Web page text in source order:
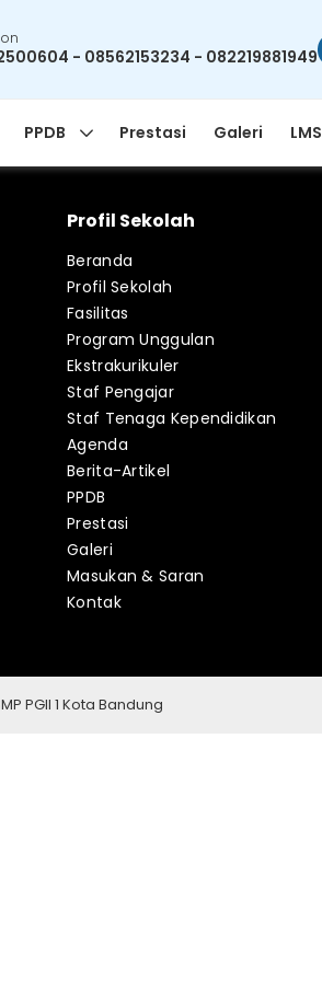
- 08562153234 - 082219881949
PPDB Prestasi Galeri LMS
Profil Sekolah
Beranda
Profil Sekolah
Fasilitas
Program Unggulan
Ekstrakurikuler
Staf Pengajar
Staf Tenaga Kependidikan
Agenda
Berita-Artikel
PPDB
Prestasi
Galeri
Masukan & Saran
Kontak
PGII 1 Kota Bandung